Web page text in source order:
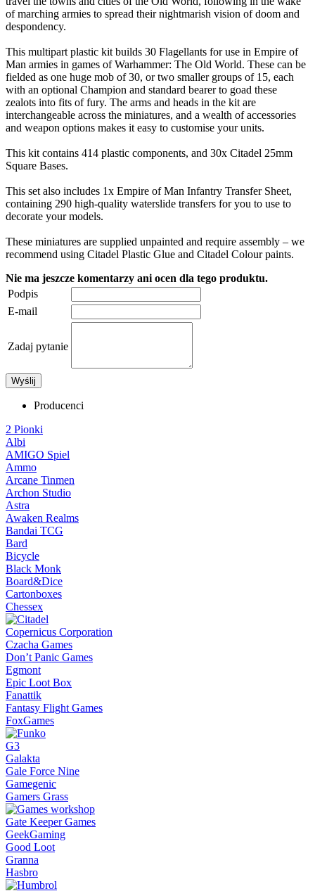
of marching armies to spread their nightmarish vision of doom and
despondency.
This multipart plastic kit builds 30 Flagellants for use in Empire of
Man armies in games of Warhammer: The Old World. These can be
fielded as one huge mob of 30, or two smaller groups of 15, each
with an optional Champion and standard bearer to goad these
zealots into fits of fury. The arms and heads in the kit are
interchangeable across the miniatures, and a wealth of accessories
and weapon options makes it easy to customise your units.
This kit contains 414 plastic components, and 30x Citadel 25mm
Square Bases.
This set also includes 1x Empire of Man Infantry Transfer Sheet,
containing 290 high-quality waterslide transfers for you to use to
decorate your models.
These miniatures are supplied unpainted and require assembly – we
recommend using Citadel Plastic Glue and Citadel Colour paints.
Nie ma jeszcze komentarzy ani ocen dla tego produktu.
Podpis
E-mail
Zadaj pytanie
Wyślij
Producenci
2 Pionki
Albi
AMIGO Spiel
Ammo
Arcane Tinmen
Archon Studio
Astra
Awaken Realms
Bandai TCG
Bard
Bicycle
Black Monk
Board&Dice
Cartonboxes
Chessex
Copernicus Corporation
Czacha Games
Don’t Panic Games
Egmont
Epic Loot Box
Fanattik
Fantasy Flight Games
FoxGames
G3
Galakta
Gale Force Nine
Gamegenic
Gamers Grass
Gate Keeper Games
GeekGaming
Good Loot
Granna
Hasbro